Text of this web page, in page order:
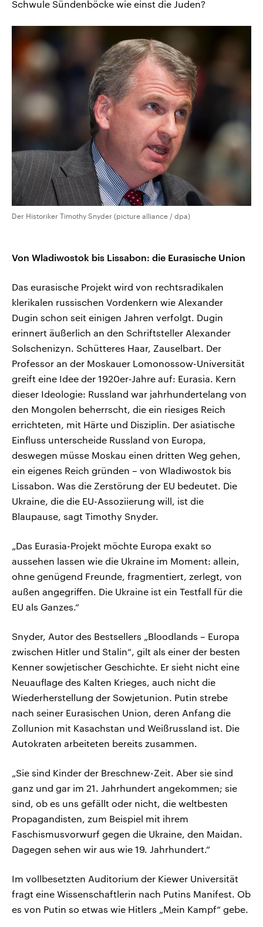
Schwule Sündenböcke wie einst die Juden?
Der Historiker Timothy Snyder (picture alliance / dpa)
Von Wladiwostok bis Lissabon: die Eurasische Union
Das eurasische Projekt wird von rechtsradikalen
klerikalen russischen Vordenkern wie Alexander
Dugin schon seit einigen Jahren verfolgt. Dugin
erinnert äußerlich an den Schriftsteller Alexander
Solschenizyn. Schütteres Haar, Zauselbart. Der
Professor an der Moskauer Lomonossow-Universität
greift eine Idee der 1920er-Jahre auf: Eurasia. Kern
dieser Ideologie: Russland war jahrhundertelang von
den Mongolen beherrscht, die ein riesiges Reich
errichteten, mit Härte und Disziplin. Der asiatische
Einfluss unterscheide Russland von Europa,
deswegen müsse Moskau einen dritten Weg gehen,
ein eigenes Reich gründen – von Wladiwostok bis
Lissabon. Was die Zerstörung der EU bedeutet. Die
Ukraine, die die EU-Assoziierung will, ist die
Blaupause, sagt Timothy Snyder.
„Das Eurasia-Projekt möchte Europa exakt so
aussehen lassen wie die Ukraine im Moment: allein,
ohne genügend Freunde, fragmentiert, zerlegt, von
außen angegriffen. Die Ukraine ist ein Testfall für die
EU als Ganzes.“
Snyder, Autor des Bestsellers „Bloodlands – Europa
zwischen Hitler und Stalin“, gilt als einer der besten
Kenner sowjetischer Geschichte. Er sieht nicht eine
Neuauflage des Kalten Krieges, auch nicht die
Wiederherstellung der Sowjetunion. Putin strebe
nach seiner Eurasischen Union, deren Anfang die
Zollunion mit Kasachstan und Weißrussland ist. Die
Autokraten arbeiteten bereits zusammen.
„Sie sind Kinder der Breschnew-Zeit. Aber sie sind
ganz und gar im 21. Jahrhundert angekommen; sie
sind, ob es uns gefällt oder nicht, die weltbesten
Propagandisten, zum Beispiel mit ihrem
Faschismusvorwurf gegen die Ukraine, den Maidan.
Dagegen sehen wir aus wie 19. Jahrhundert.“
Im vollbesetzten Auditorium der Kiewer Universität
fragt eine Wissenschaftlerin nach Putins Manifest. Ob
es von Putin so etwas wie Hitlers „Mein Kampf“ gebe.